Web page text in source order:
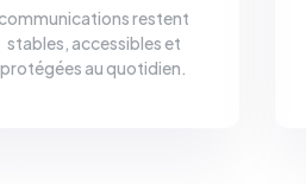
communications restent
stables, accessibles et
protégées au quotidien.